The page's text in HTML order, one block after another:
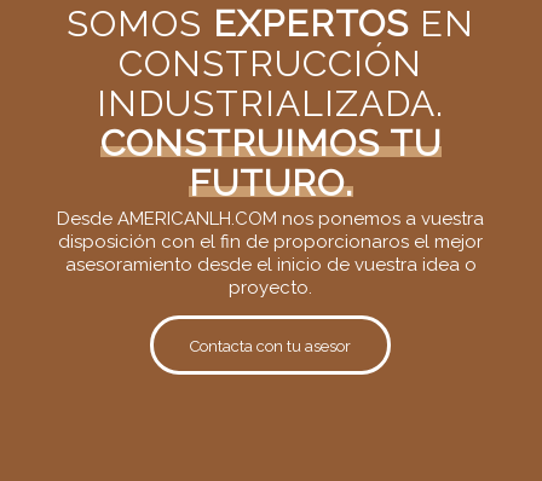
SOMOS EXPERTOS EN
CONSTRUCCIÓN
INDUSTRIALIZADA.
CONSTRUIMOS TU
FUTURO.
Desde AMERICANLH.COM nos ponemos a vuestra
disposición con el fin de proporcionaros el mejor
asesoramiento desde el inicio de vuestra idea o
proyecto.
Contacta con tu asesor